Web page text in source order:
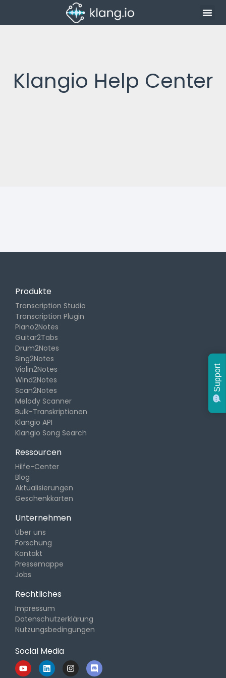
Klangio Help Center
Produkte
Transcription Studio
Transcription Plugin
Piano2Notes
Guitar2Tabs
Drum2Notes
Sing2Notes
Violin2Notes
Wind2Notes
Scan2Notes
Melody Scanner
Bulk-Transkriptionen
Klangio API
Klangio Song Search
Ressourcen
Hilfe-Center
Blog
Aktualisierungen
Geschenkkarten
Unternehmen
Über uns
Forschung
Kontakt
Pressemappe
Jobs
Rechtliches
Impressum
Datenschutzerklärung
Nutzungsbedingungen
Social Media
Support